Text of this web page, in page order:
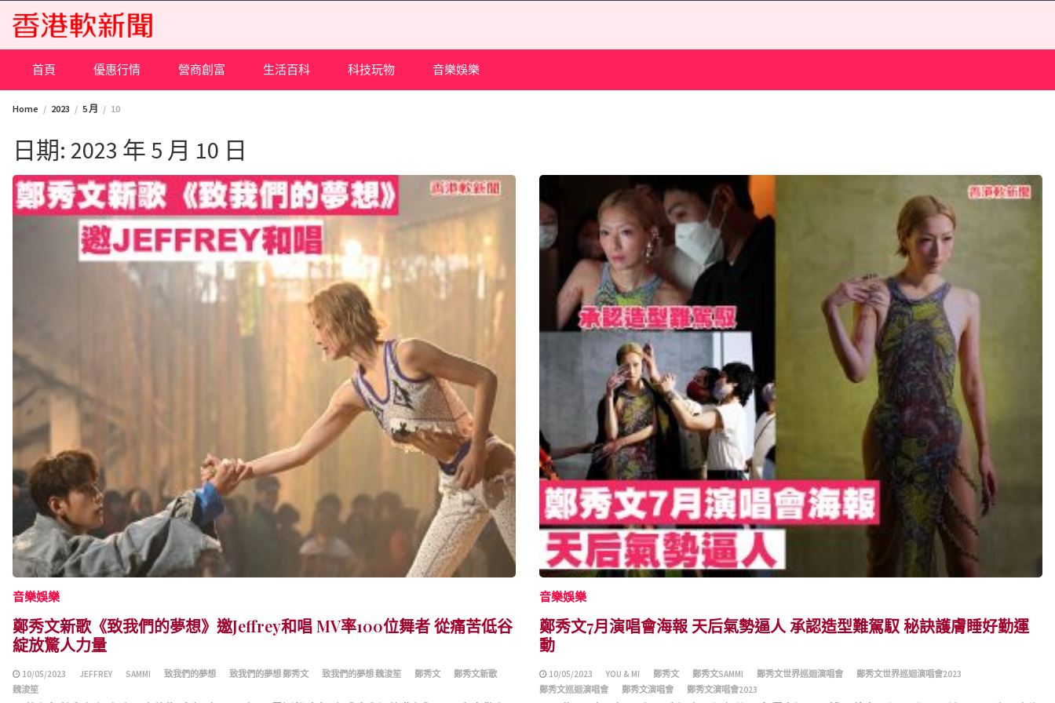
content
首頁 優惠行情 營商創富 生活百科 科技玩物 音樂娛樂
Home 2023 5 月 10
日期: 2023 年 5 月 10 日
音樂娛樂
鄭秀文新歌《致我們的夢想》邀Jeffrey和唱 MV率100位舞者 從痛苦低谷
綻放驚人力量
10/05/2023 JEFFREY SAMMI 致我們的夢想 致我們的夢想 鄭秀文 致我們的夢想 魏浚笙 鄭秀文
鄭秀文新歌
魏浚笙
音樂娛樂
鄭秀文7月演唱會海報 天后氣勢逼人 承認造型難駕馭 秘訣護膚睡好勤運
動
10/05/2023 YOU & MI 鄭秀文 鄭秀文SAMMI 鄭秀文世界巡迴演唱會
鄭秀文世界巡迴演唱會2023
鄭秀文巡迴演唱會
鄭秀文演唱會 鄭秀文演唱會2023